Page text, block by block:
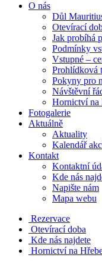
O nás
Důl
Otevírací
Jak probíhá
Podmínky
Vstupné –
Prohlídková
Pokyny pro
Návštěvní
Hornictví na
Fotogalerie
Aktuálně
Aktuality
Kalendář
Kontakt
Kontaktní
Kde nás
Napište nám
Mapa webu
Rezervace
Otevírací doba
Kde nás najdete
Hornictví na